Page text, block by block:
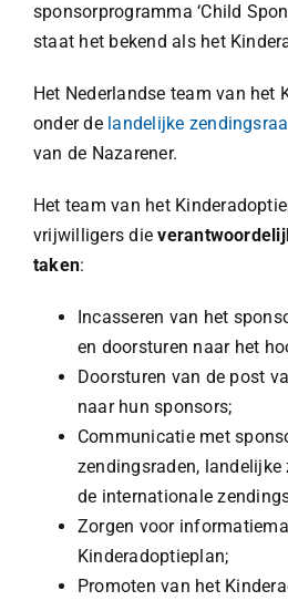
sponsorprogramma ‘Child
staat het bekend als het
Het Nederlandse team van het
onder de landelijke
van de Nazarener.
Het team van het
vrijwilligers die
taken:
Incasseren van het
en doorsturen naar het
Doorsturen van de post
naar hun sponsors;
Communicatie met
zendingsraden,
de internationale
Zorgen voor
Kinderadoptieplan;
Promoten van het